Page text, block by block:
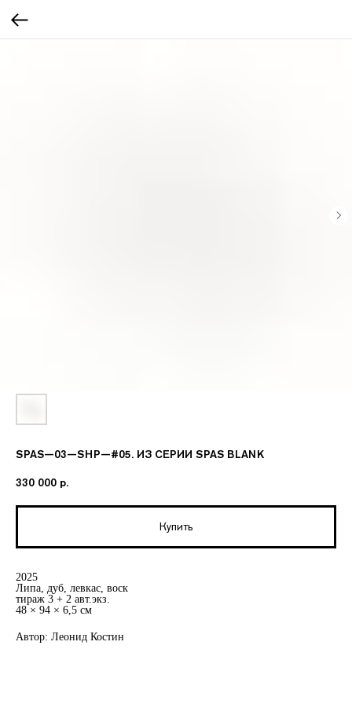
SPAS—03—SHP—#05. ИЗ СЕРИИ SPAS BLANK
330 000 р.
Купить
2025
Липа, дуб, левкас, воск
тираж 3 + 2 авт.экз.
48 × 94 × 6,5 см
Автор: Леонид Костин